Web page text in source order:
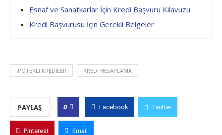
Esnaf ve Sanatkarlar İçin Kredi Başvuru Kılavuzu
Kredi Başvurusu İçin Gerekli Belgeler
IPOTEKLI KREDILER KREDI HESAPLAMA
PAYLAŞ 0 Facebook Twitter
Pinterest Email